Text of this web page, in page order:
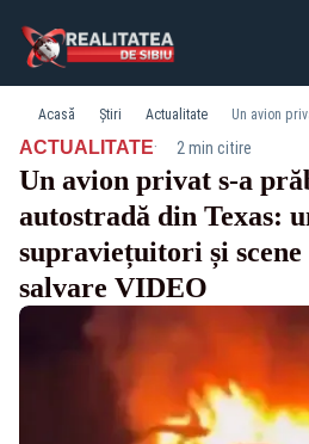
Acasă Știri Actualitate
ACTUALITATE· 2 min citire
Un avion privat s‑a
autostradă din Texas:
supraviețuitori și
salvare VIDEO